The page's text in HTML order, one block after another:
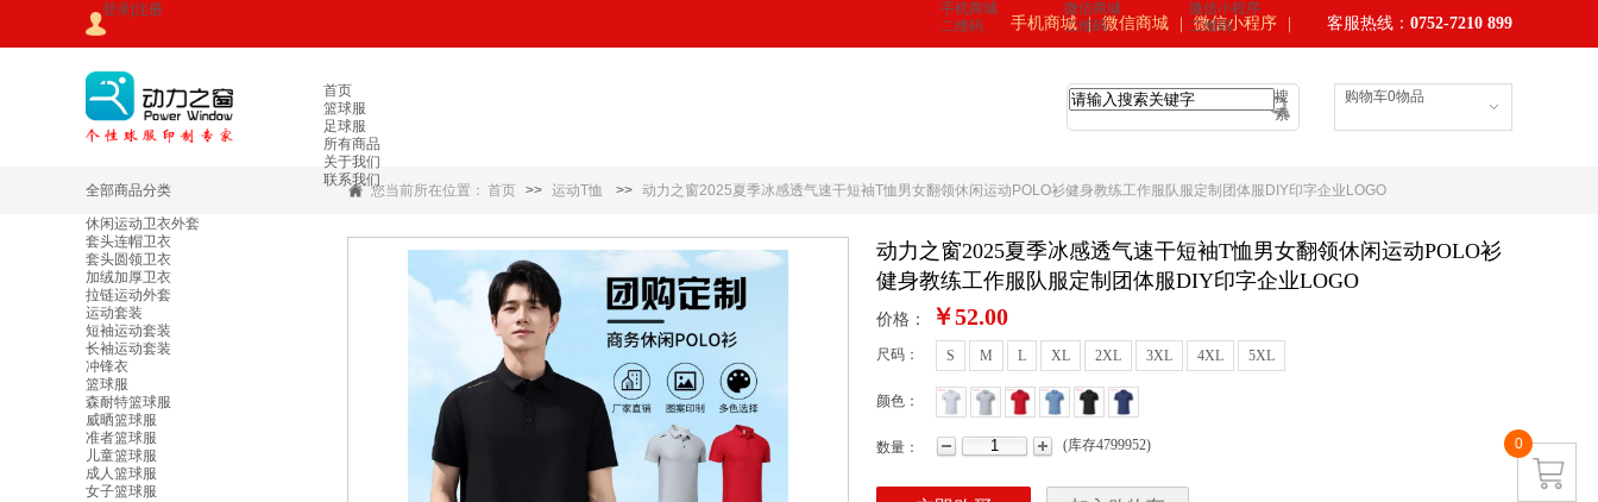
手机商城
二维码
登录 注册
手机商城｜微信商城 ｜ 微信小程序 ｜ 客服热线： 0752-7210 899
微信商城
二维码
微信小程序
二维码
首页
篮球服
足球服
所有商品
关于我们
联系我们
搜
索
购物车0物品
首页 >> 运动T恤 >> 动力之窗2025夏季冰感透气速干短袖T恤男女翻领休闲运动POLO衫健身教练工作服队服定制团体服DIY印字企业LOGO
您当前所在位置：
全部商品分类
休闲运动卫衣外套
套头连帽卫衣
套头圆领卫衣
加绒加厚卫衣
拉链运动外套
运动套装
短袖运动套装
长袖运动套装
冲锋衣
篮球服
森耐特篮球服
威晒篮球服
准者篮球服
儿童篮球服
成人篮球服
女子篮球服
动力之窗2025夏季冰感透气速干短袖T恤男女翻领休闲运动POLO衫
健身教练工作服队服定制团体服DIY印字企业LOGO
价格： ￥52.00
尺码： S M L XL 2XL 3XL 4XL 5XL
颜色：
数量： (库存4799952) 0